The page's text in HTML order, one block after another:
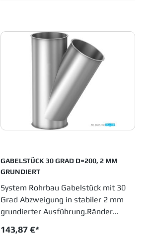
Entstaubungs- und Abluftanlagen.
Einfache Montage sowie innovative
Entwicklungen haben JACOB Rohrbau
in allen Industrien etabliert, die in
Fertigungsprozessen metallene
Laufrohre einsetzen.
GABELSTÜCK 30 GRAD D=200, 2 MM
GRUNDIERT
System Rohrbau Gabelstück mit 30
Grad Abzweigung in stabiler 2 mm
grundierter Ausführung.Ränder
im Baukastenprinzip entwickelt und
143,87 €*